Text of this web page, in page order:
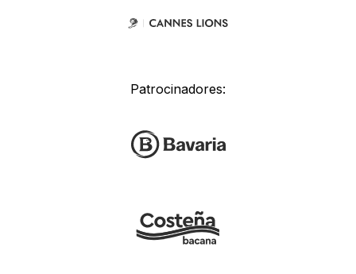
Patrocinadores: